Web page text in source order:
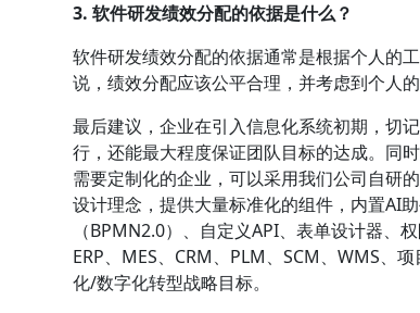
3. 软件研发绩效分配的依据是什么？
软件研发绩效分配的依据通常是根据个人的
说，绩效分配应该公平合理，并考虑到个人的
最后建议，企业在引入信息化系统初期，切
行，还能最大程度保证团队目标的达成。同
需要定制化的企业，可以采用我们公司自研
设计理念，提供大量标准化的组件，内置AI
（BPMN2.0）、自定义API、表单设计器、
ERP、MES、CRM、PLM、SCM、WMS、
化/数字化转型战略目标。